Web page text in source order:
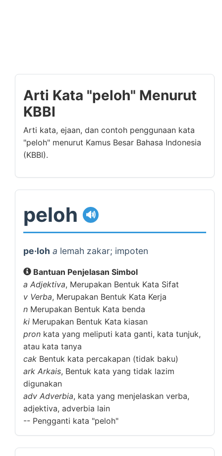
Arti Kata "peloh" Menurut
KBBI
Arti kata, ejaan, dan contoh penggunaan kata
"peloh" menurut Kamus Besar Bahasa Indonesia
(KBBI).
peloh 🔊
pe·loh a lemah zakar; impoten
Bantuan Penjelasan Simbol
a Adjektiva, Merupakan Bentuk Kata Sifat
v Verba, Merupakan Bentuk Kata Kerja
n Merupakan Bentuk Kata benda
ki Merupakan Bentuk Kata kiasan
pron kata yang meliputi kata ganti, kata tunjuk,
atau kata tanya
cak Bentuk kata percakapan (tidak baku)
ark Arkais, Bentuk kata yang tidak lazim
digunakan
adv Adverbia, kata yang menjelaskan verba,
adjektiva, adverbia lain
-- Pengganti kata "peloh"